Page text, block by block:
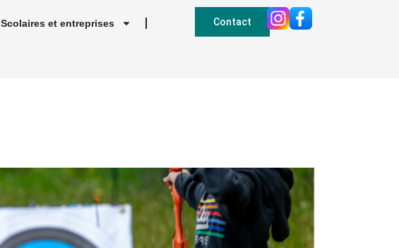
Scolaires et entreprises Contact